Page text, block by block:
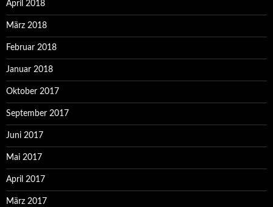
April 2018
März 2018
Februar 2018
Januar 2018
Oktober 2017
September 2017
Juni 2017
Mai 2017
April 2017
März 2017